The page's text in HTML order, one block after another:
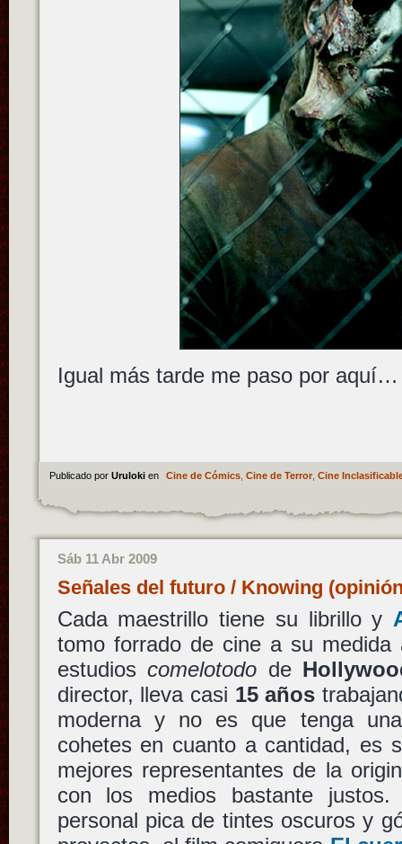
Igual más tarde me paso por aquí…
Publicado por Uruloki en Cine de Cómics, Cine de Terror, Cine
Sáb 11 Abr 2009
Señales del futuro / Knowing
Cada maestrillo tiene su librillo y
tomo forrado de cine a su medida
estudioscomelotodo de
director, lleva casi 15 años
moderna y no es que tenga
cohetes en cuanto a cantidad, es
mejores representantes de la
con los medios bastante
personal pica de tintes oscuros y